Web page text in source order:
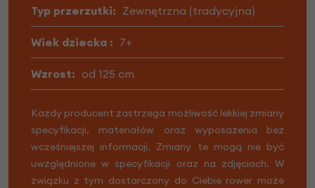
Typ przerzutki: Zewnętrzna (tradycyjna)
Wiek dziecka : 7+
Wzrost: od 125 cm
Każdy producent zastrzega możliwość lekkiej zmiany
specyfikacji, materiałów oraz wyposażenia bez
wcześniejszej informacji. Zmiany te mogą nie być
uwzględnione w specyfikacji oraz na zdjęciach. W
związku z tym dostarczony do Ciebie rower może